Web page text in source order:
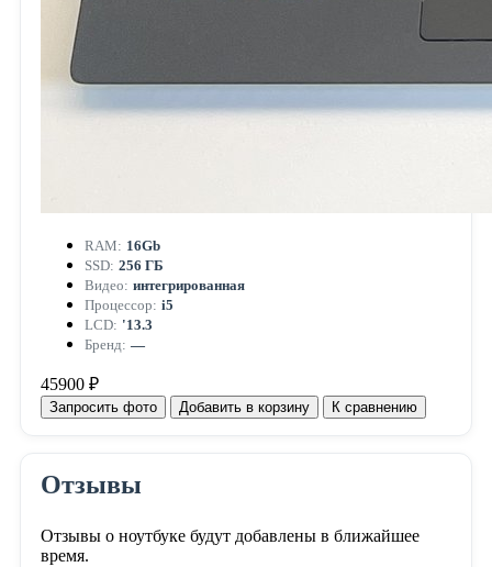
RAM: 16Gb
SSD: 256 ГБ
Видео: интегрированная
Процессор: i5
LCD: '13.3
Бренд: —
45900 ₽
Запросить фото Добавить в корзину К сравнению
Отзывы
Отзывы о ноутбуке будут добавлены в ближайшее
время.